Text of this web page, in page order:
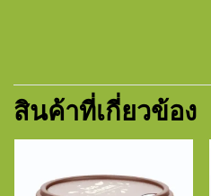
สินค้าที่เกี่ยวข้อง